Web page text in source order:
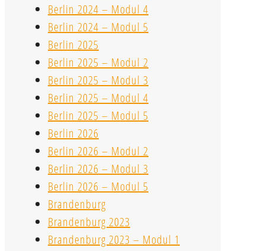
Berlin 2024 – Modul 4
Berlin 2024 – Modul 5
Berlin 2025
Berlin 2025 – Modul 2
Berlin 2025 – Modul 3
Berlin 2025 – Modul 4
Berlin 2025 – Modul 5
Berlin 2026
Berlin 2026 – Modul 2
Berlin 2026 – Modul 3
Berlin 2026 – Modul 5
Brandenburg
Brandenburg 2023
Brandenburg 2023 – Modul 1